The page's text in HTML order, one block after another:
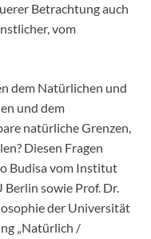
Betrachtung auch
vom
dem Natürlichen und
und dem
natürliche Grenzen,
Diesen Fragen
Budisa vom Institut
Berlin sowie Prof. Dr.
der Universität
„Natürlich /